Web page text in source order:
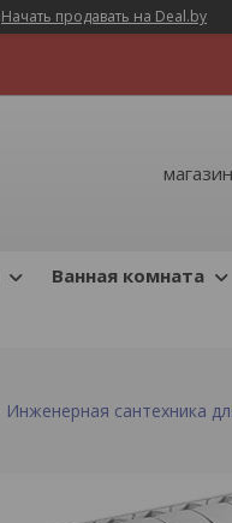
Начать продавать на Deal.by
Ванная комната
Инженерная сантехника